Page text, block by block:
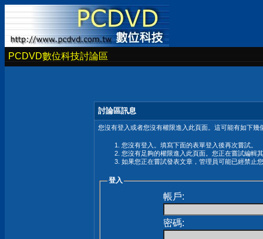
PCDVD數位科技討論區
討論區訊息
您沒有登入或者您沒有權限進入此頁面。這可能有如下幾
您沒有登入。填寫下面的表單登入後再次嘗試。
您沒有足夠的權限進入此頁面。您正在嘗試編輯
如果您正在嘗試發表文章，管理員可能已經禁止
登入
帳戶:
密碼: